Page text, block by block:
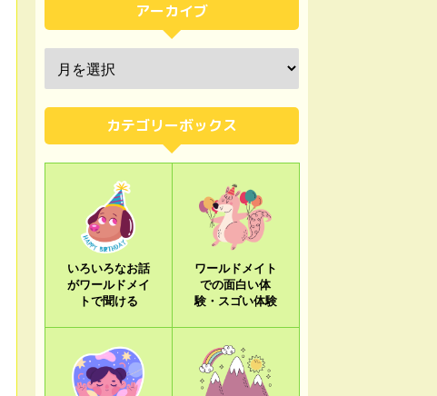
アーカイブ
カテゴリーボックス
いろいろなお話
がワールドメイ
トで聞ける
ワールドメイト
での面白い体
験・スゴい体験